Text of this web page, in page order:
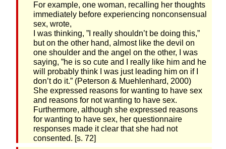
For example, one woman, recalling her thoughts
immediately before experiencing nonconsensual
sex, wrote,
I was thinking, ”I really shouldn’t be doing this,”
but on the other hand, almost like the devil on
one shoulder and the angel on the other, I was
saying, ”he is so cute and I really like him and he
will probably think I was just leading him on if I
don’t do it.” (Peterson & Muehlenhard, 2000)
She expressed reasons for wanting to have sex
and reasons for not wanting to have sex.
Furthermore, although she expressed reasons
for wanting to have sex, her questionnaire
responses made it clear that she had not
consented. [s. 72]